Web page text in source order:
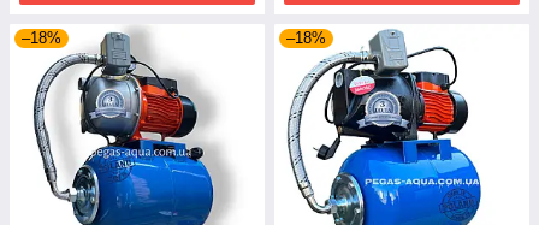
–18% –18%